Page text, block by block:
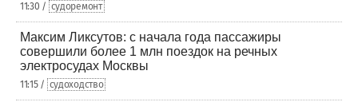
11:30 / судоремонт
Максим Ликсутов: с начала года пассажиры
совершили более 1 млн поездок на речных
электросудах Москвы
11:15 / судоходство